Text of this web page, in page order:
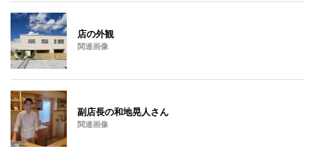
店の外観
関連画像
副店長の和地晃人さん
関連画像